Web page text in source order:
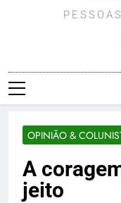
OPINIÃO &
A
jeito